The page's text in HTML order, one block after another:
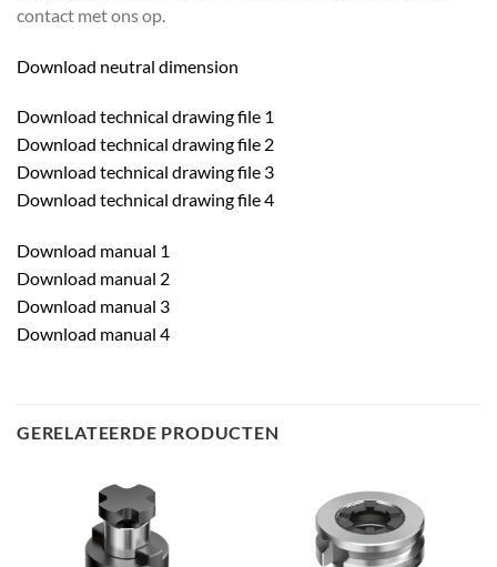
contact met ons op.
Download neutral dimension
Download technical drawing file 1
Download technical drawing file 2
Download technical drawing file 3
Download technical drawing file 4
Download manual 1
Download manual 2
Download manual 3
Download manual 4
GERELATEERDE PRODUCTEN